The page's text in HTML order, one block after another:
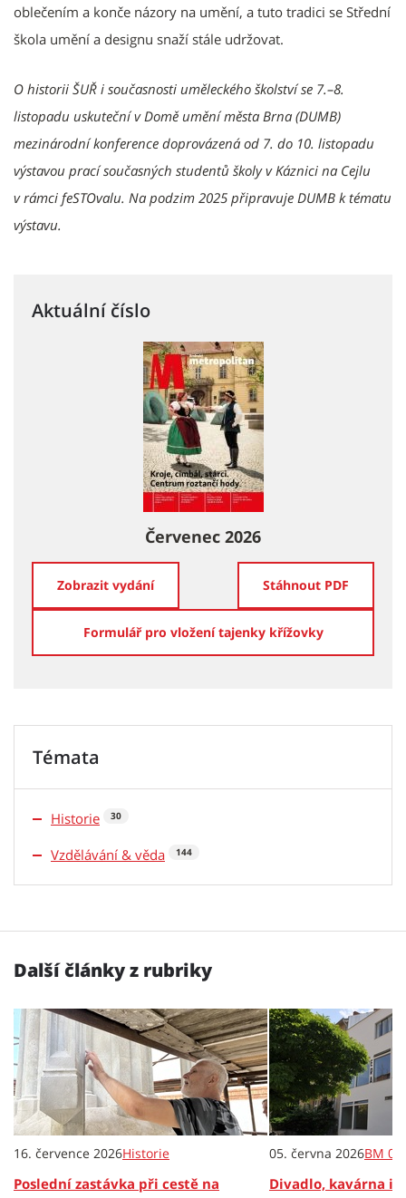
oblečením a konče názory na umění, a tuto tradici se Střední
škola umění a designu snaží stále udržovat.
O historii ŠUŘ i současnosti uměleckého školství se 7.–8.
listopadu uskuteční v Domě umění města Brna (DUMB)
mezinárodní konference doprovázená od 7. do 10. listopadu
výstavou prací současných studentů školy v Káznici na Cejlu
v rámci feSTOvalu. Na podzim 2025 připravuje DUMB k tématu
výstavu.
Aktuální číslo
Červenec 2026
Zobrazit vydání Stáhnout PDF
Formulář pro vložení tajenky křížovky
Témata
Historie 30
Vzdělávání & věda 144
Další články z rubriky
16. července 2026Historie
Poslední zastávka při cestě na
05. června 2026BM
Divadlo, kavárna i